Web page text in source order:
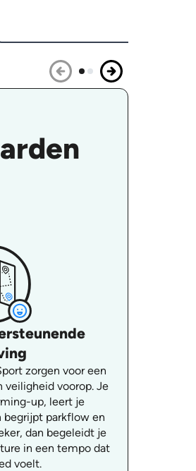
zorgen voor een
veiligheid voorop. Je
up, leert je
begrijpt parkflow en
dan begeleidt je
in een tempo dat
voelt.